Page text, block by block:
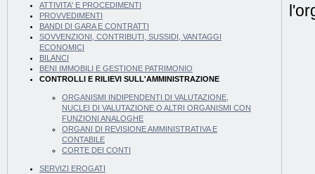
ATTIVITA' E PROCEDIMENTI
PROVVEDIMENTI
BANDI DI GARA E CONTRATTI
SOVVENZIONI, CONTRIBUTI, SUSSIDI, VANTAGGI
ECONOMICI
BILANCI
BENI IMMOBILI E GESTIONE PATRIMONIO
CONTROLLI E RILIEVI SULL'AMMINISTRAZIONE
ORGANISMI INDIPENDENTI DI VALUTAZIONE,
NUCLEI DI VALUTAZIONE O ALTRI ORGANISMI CON
FUNZIONI ANALOGHE
ORGANI DI REVISIONE AMMINISTRATIVA E
CONTABILE
CORTE DEI CONTI
SERVIZI EROGATI